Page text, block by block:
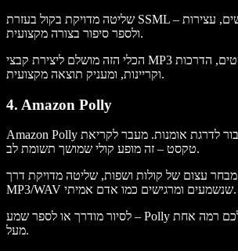
שליטה מדויקת בקול בעזרת SSML – אפשר להוסיף דגשים, עצירות
ולספר סיפור בצורה מקצועית.
הכלי הזה מושלם ליצירת קבצי MP3 שישמשו לפודקאסטים, הדרכות
וקריינות, ומעניק תוצאה מקצועית.
4. Amazon Polly
Amazon Polly מביאה את סינתזת הדיבור לדרגת אומנות. מעבר לקריאת
טקסט – זה מופע קולי שמושך תשומת לב.
מבחר עצום של קולות ושפות, שליטה מדויקת דרך SSML, ויצירת
MP3/WAV שנשמעים ומרגישים כמו אדם אמיתי.
לסיור מודרך או לספר שמע – Polly מעלה את הפרויקט שלכם רמה אחת
מעל.